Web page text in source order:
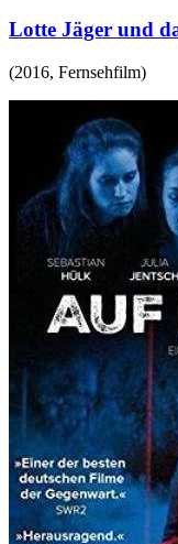
Lotte Jäger und
(2016, Fernsehfilm)